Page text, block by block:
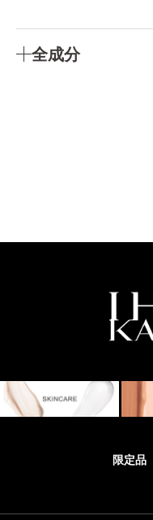
全成分
限定品